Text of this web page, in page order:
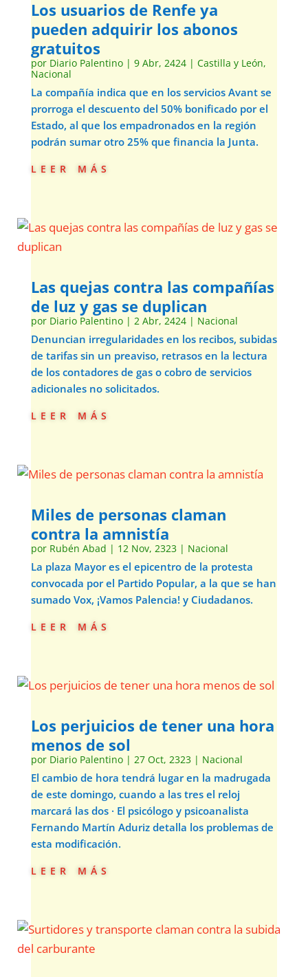
Los usuarios de Renfe ya
pueden adquirir los abonos
gratuitos
por Diario Palentino| 9 Abr, 2424| Castilla y León,
Nacional
La compañía indica que en los servicios Avant se
prorroga el descuento del 50% bonificado por el
Estado, al que los empadronados en la región
podrán sumar otro 25% que financia la Junta.
leer más
Las quejas contra las compañías
de luz y gas se duplican
por Diario Palentino| 2 Abr, 2424| Nacional
Denuncian irregularidades en los recibos, subidas
de tarifas sin un preaviso, retrasos en la lectura
de los contadores de gas o cobro de servicios
adicionales no solicitados.
leer más
Miles de personas claman
contra la amnistía
por Rubén Abad | 12 Nov, 2323| Nacional
La plaza Mayor es el epicentro de la protesta
convocada por el Partido Popular, a la que se han
sumado Vox, ¡Vamos Palencia! y Ciudadanos.
leer más
Los perjuicios de tener una hora
menos de sol
por Diario Palentino| 27 Oct, 2323| Nacional
El cambio de hora tendrá lugar en la madrugada
de este domingo, cuando a las tres el reloj
marcará las dos · El psicólogo y psicoanalista
Fernando Martín Aduriz detalla los problemas de
esta modificación.
leer más